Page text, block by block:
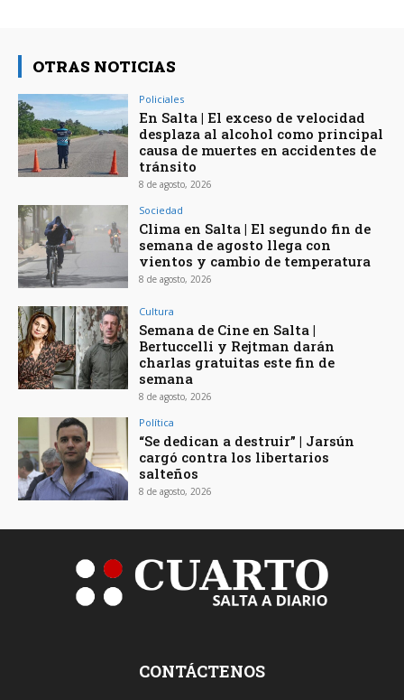
OTRAS NOTICIAS
Policiales
En Salta | El exceso de velocidad
desplaza al alcohol como principal
causa de muertes en accidentes de
tránsito
8 de agosto, 2026
Sociedad
Clima en Salta | El segundo fin de
semana de agosto llega con
vientos y cambio de temperatura
8 de agosto, 2026
Cultura
Semana de Cine en Salta |
Bertuccelli y Rejtman darán
charlas gratuitas este fin de
semana
8 de agosto, 2026
Política
“Se dedican a destruir” | Jarsún
cargó contra los libertarios
salteños
8 de agosto, 2026
CONTÁCTENOS